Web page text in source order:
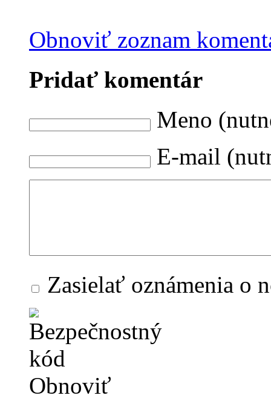
Obnoviť zoznam
Pridať komentár
Meno
E-mail
Zasielať oznámenia o
Obnoviť